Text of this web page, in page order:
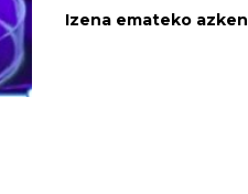
Izena emateko